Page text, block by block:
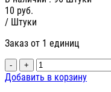
10 руб.
/ Штуки
Заказ от 1 единиц
- +
Добавить в корзину